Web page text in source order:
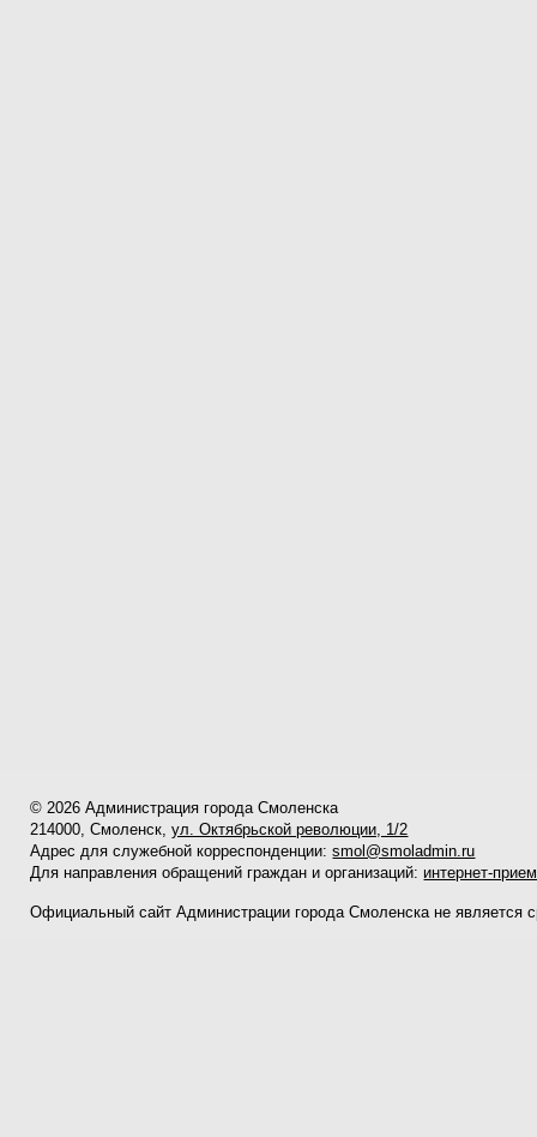
© 2026 Администрация города Смоленска
214000, Смоленск,ул. Октябрьской революции, 1/2
Адрес для служебной корреспонденции:smol@smoladmin.ru
Для направления обращений граждан и организаций: интернет-
Официальный сайт Администрации города Смоленска не является